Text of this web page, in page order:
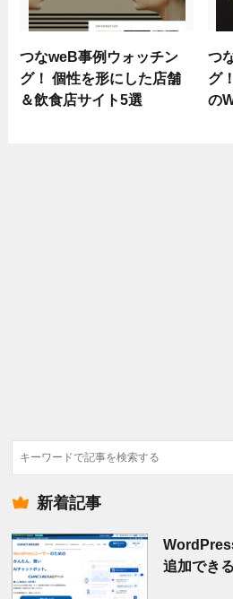
つなweB事例ウォッチン
グ！ 個性を形にした店舗
＆飲食店サイト5選
つ
グ
の
検
索
新着記事
追加でき